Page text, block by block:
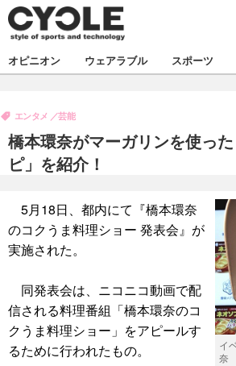
製品/用品
飲食
コラム
ボイス
デバイス
ビジネス
スポーツ
選手
試乗会
ツアー
話題
デザイン
動画
ライフ
社会
ハウツー
オピニオン ウェアラブル スポーツ
橋本環奈がマーガリンを使っ
ピ」を紹介！
エンタメ 芸能
イ
奈
5月18日、都内にて『橋本環奈
のコクうま料理ショー 発表会』が
実施された。
同発表会は、ニコニコ動画で配
信される料理番組「橋本環奈のコ
クうま料理ショー」をアピールす
るために行われたもの。